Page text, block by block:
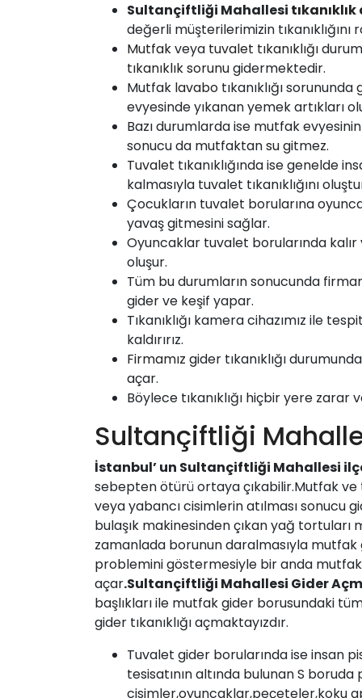
Sultançiftliği Mahallesi tıkanıklık
değerli müşterilerimizin tıkanıklığını
Mutfakveya tuvalet tıkanıklığı
tıkanıklık sorunugidermektedir.
Mutfak lavabo tıkanıklığı
evyesinde yıkanan yemek artıkları
Bazı durumlarda ise mutfak
sonucu da mutfaktansugitmez.
Tuvalet tıkanıklığında ise genelde
kalmasıyla tuvalet tıkanıklığını
Çocukların tuvalet borularına
yavaş gitmesini sağlar.
Oyuncaklar tuvalet borularında kalır
oluşur.
Tüm bu durumların sonucunda
gider ve keşif yapar.
Tıkanıklığı kamera cihazımız ile
kaldırırız.
Firmamız gider tıkanıklığı
açar.
Böylece tıkanıklığı hiçbir yere zarar
Sultançiftliği
İstanbul’ un Sultançiftliği Mahallesi
sebepten ötürü ortaya çıkabilir.Mutfak
veya yabancı cisimlerin atılması sonucu
bulaşık makinesinden çıkan yağ tortuları
zamanlada borunun daralmasıyla
problemini göstermesiyle bir anda
açar.Sultançiftliği Mahallesi Gider
başlıkları ile mutfak gider borusundaki
gider tıkanıklığı açmaktayızdır.
Tuvalet gider borularında ise insan
tesisatının altında bulunan S
cisimler,oyuncaklar,peçeteler,koku